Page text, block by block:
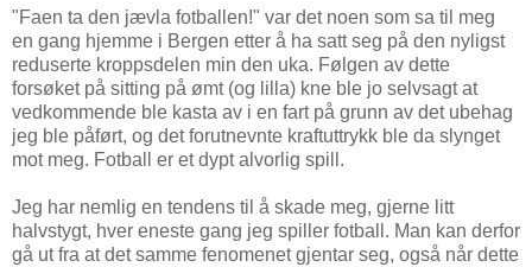
"Faen ta den jævla fotballen!" var det noen som sa til meg
en gang hjemme i Bergen etter å ha satt seg på den nyligst
reduserte kroppsdelen min den uka. Følgen av dette
forsøket på sitting på ømt (og lilla) kne ble jo selvsagt at
vedkommende ble kasta av i en fart på grunn av det ubehag
jeg ble påført, og det forutnevnte kraftuttrykk ble da slynget
mot meg. Fotball er et dypt alvorlig spill.
Jeg har nemlig en tendens til å skade meg, gjerne litt
halvstygt, hver eneste gang jeg spiller fotball. Man kan derfor
gå ut fra at det samme fenomenet gjentar seg, også når dette